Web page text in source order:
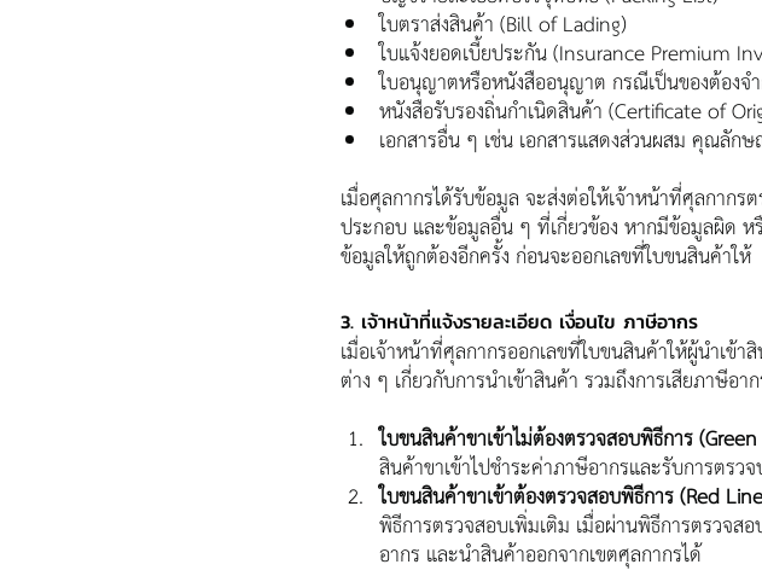
ใบตราส่งสินค้า (Bill of Lading)
ใบแจ้งยอดเบี้ยประกัน (Insurance Premium
ใบอนุญาตหรือหนังสืออนุญาต กรณีเป็นของต้องจ
หนังสือรับรองถิ่นกำเนิดสินค้า (Certificate of
เอกสารอื่น ๆ เช่น เอกสารแสดงส่วนผสม คุณลัก
เมื่อศุลกากรได้รับข้อมูล จะส่งต่อให้เจ้าหน้าที่ศุลกากร
ประกอบ และข้อมูลอื่น ๆ ที่เกี่ยวข้อง หากมีข้อมูลผิด ห
ข้อมูลให้ถูกต้องอีกครั้ง ก่อนจะออกเลขที่ใบขนสินค้าให้
3. เจ้าหน้าที่แจ้งรายละเอียด เงื่อนไข ภาษีอากร
เมื่อเจ้าหน้าที่ศุลกากรออกเลขที่ใบขนสินค้าให้ผู้นำเข้
ต่าง ๆ เกี่ยวกับการนำเข้าสินค้า รวมถึงการเสียภาษีอ
ใบขนสินค้าขาเข้าไม่ต้องตรวจสอบพิธีการ
สินค้าขาเข้าไปชำระค่าภาษีอากรและรับการตรว
ใบขนสินค้าขาเข้าต้องตรวจสอบพิธีการ (Red
พิธีการตรวจสอบเพิ่มเติม เมื่อผ่านพิธีการตรวจส
อากร และนำสินค้าออกจากเขตศุลกากรได้